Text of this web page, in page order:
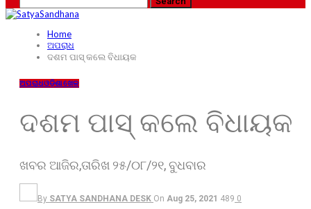
Home
ଅପରାଧ
ଦଶମ ପାସ୍ କଲେ ବିଧାୟକ
ଅପରାଧଓଡ଼ିଶାଖେଳ
ଦଶମ ପାସ୍ କଲେ ବିଧାୟକ
ଖବର ଆଜିର,ତାରିଖ ୨୫/୦୮/୨୧, ବୁଧବାର
By SATYA SANDHANA DESK On Aug 25, 2021 489 0